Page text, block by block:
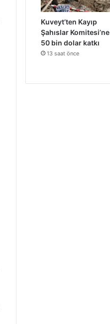
Kuveyt’ten Kayıp
Şahıslar Komitesi’ne
50 bin dolar katkı
13 saat önce